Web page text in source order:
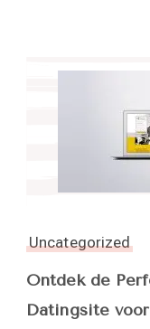
Uncategorized
Ontdek de
Datingsite